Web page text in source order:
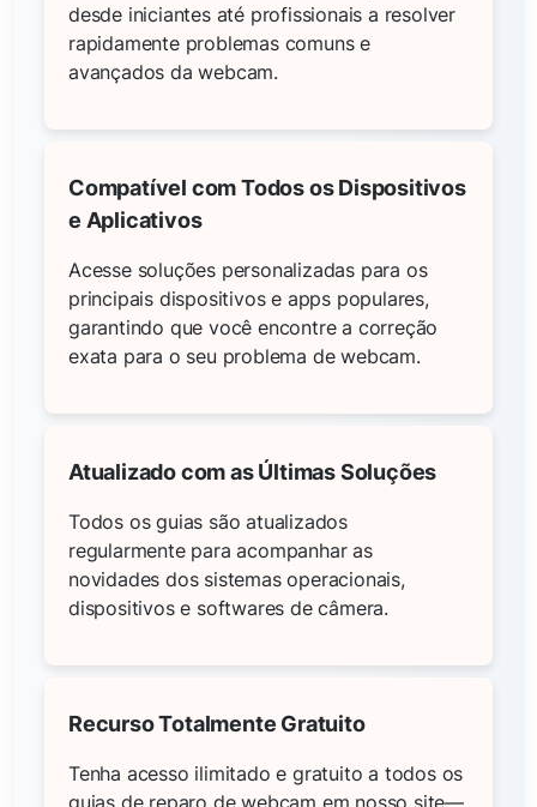
desde iniciantes até profissionais a resolver
rapidamente problemas comuns e
avançados da webcam.
Compatível com Todos os Dispositivos
e Aplicativos
Acesse soluções personalizadas para os
principais dispositivos e apps populares,
garantindo que você encontre a correção
exata para o seu problema de webcam.
Atualizado com as Últimas Soluções
Todos os guias são atualizados
regularmente para acompanhar as
novidades dos sistemas operacionais,
dispositivos e softwares de câmera.
Recurso Totalmente Gratuito
Tenha acesso ilimitado e gratuito a todos os
guias de reparo de webcam em nosso site—